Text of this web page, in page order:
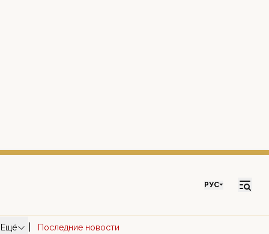
РУС
Ещё Последние новости